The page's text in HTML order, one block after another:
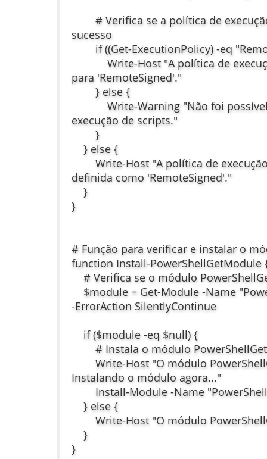
# Verifica se a política de
sucesso
if ((Get-ExecutionPolicy) -eq
Write-Host "A política de
para 'RemoteSigned'."
} else {
Write-Warning "Não foi possível
execução de scripts."
}
} else {
Write-Host "A política de
definida como 'RemoteSigned'."
}
}
# Função para verificar e instalar o
function Install-PowerShellGetModule
# Verifica se o módulo
$module = Get-Module -Name
-ErrorAction SilentlyContinue
if ($module -eq $null) {
# Instala o módulo PowerShellGet
Write-Host "O módulo
Instalando o módulo agora..."
Install-Module -Name
} else {
Write-Host "O módulo
}
}